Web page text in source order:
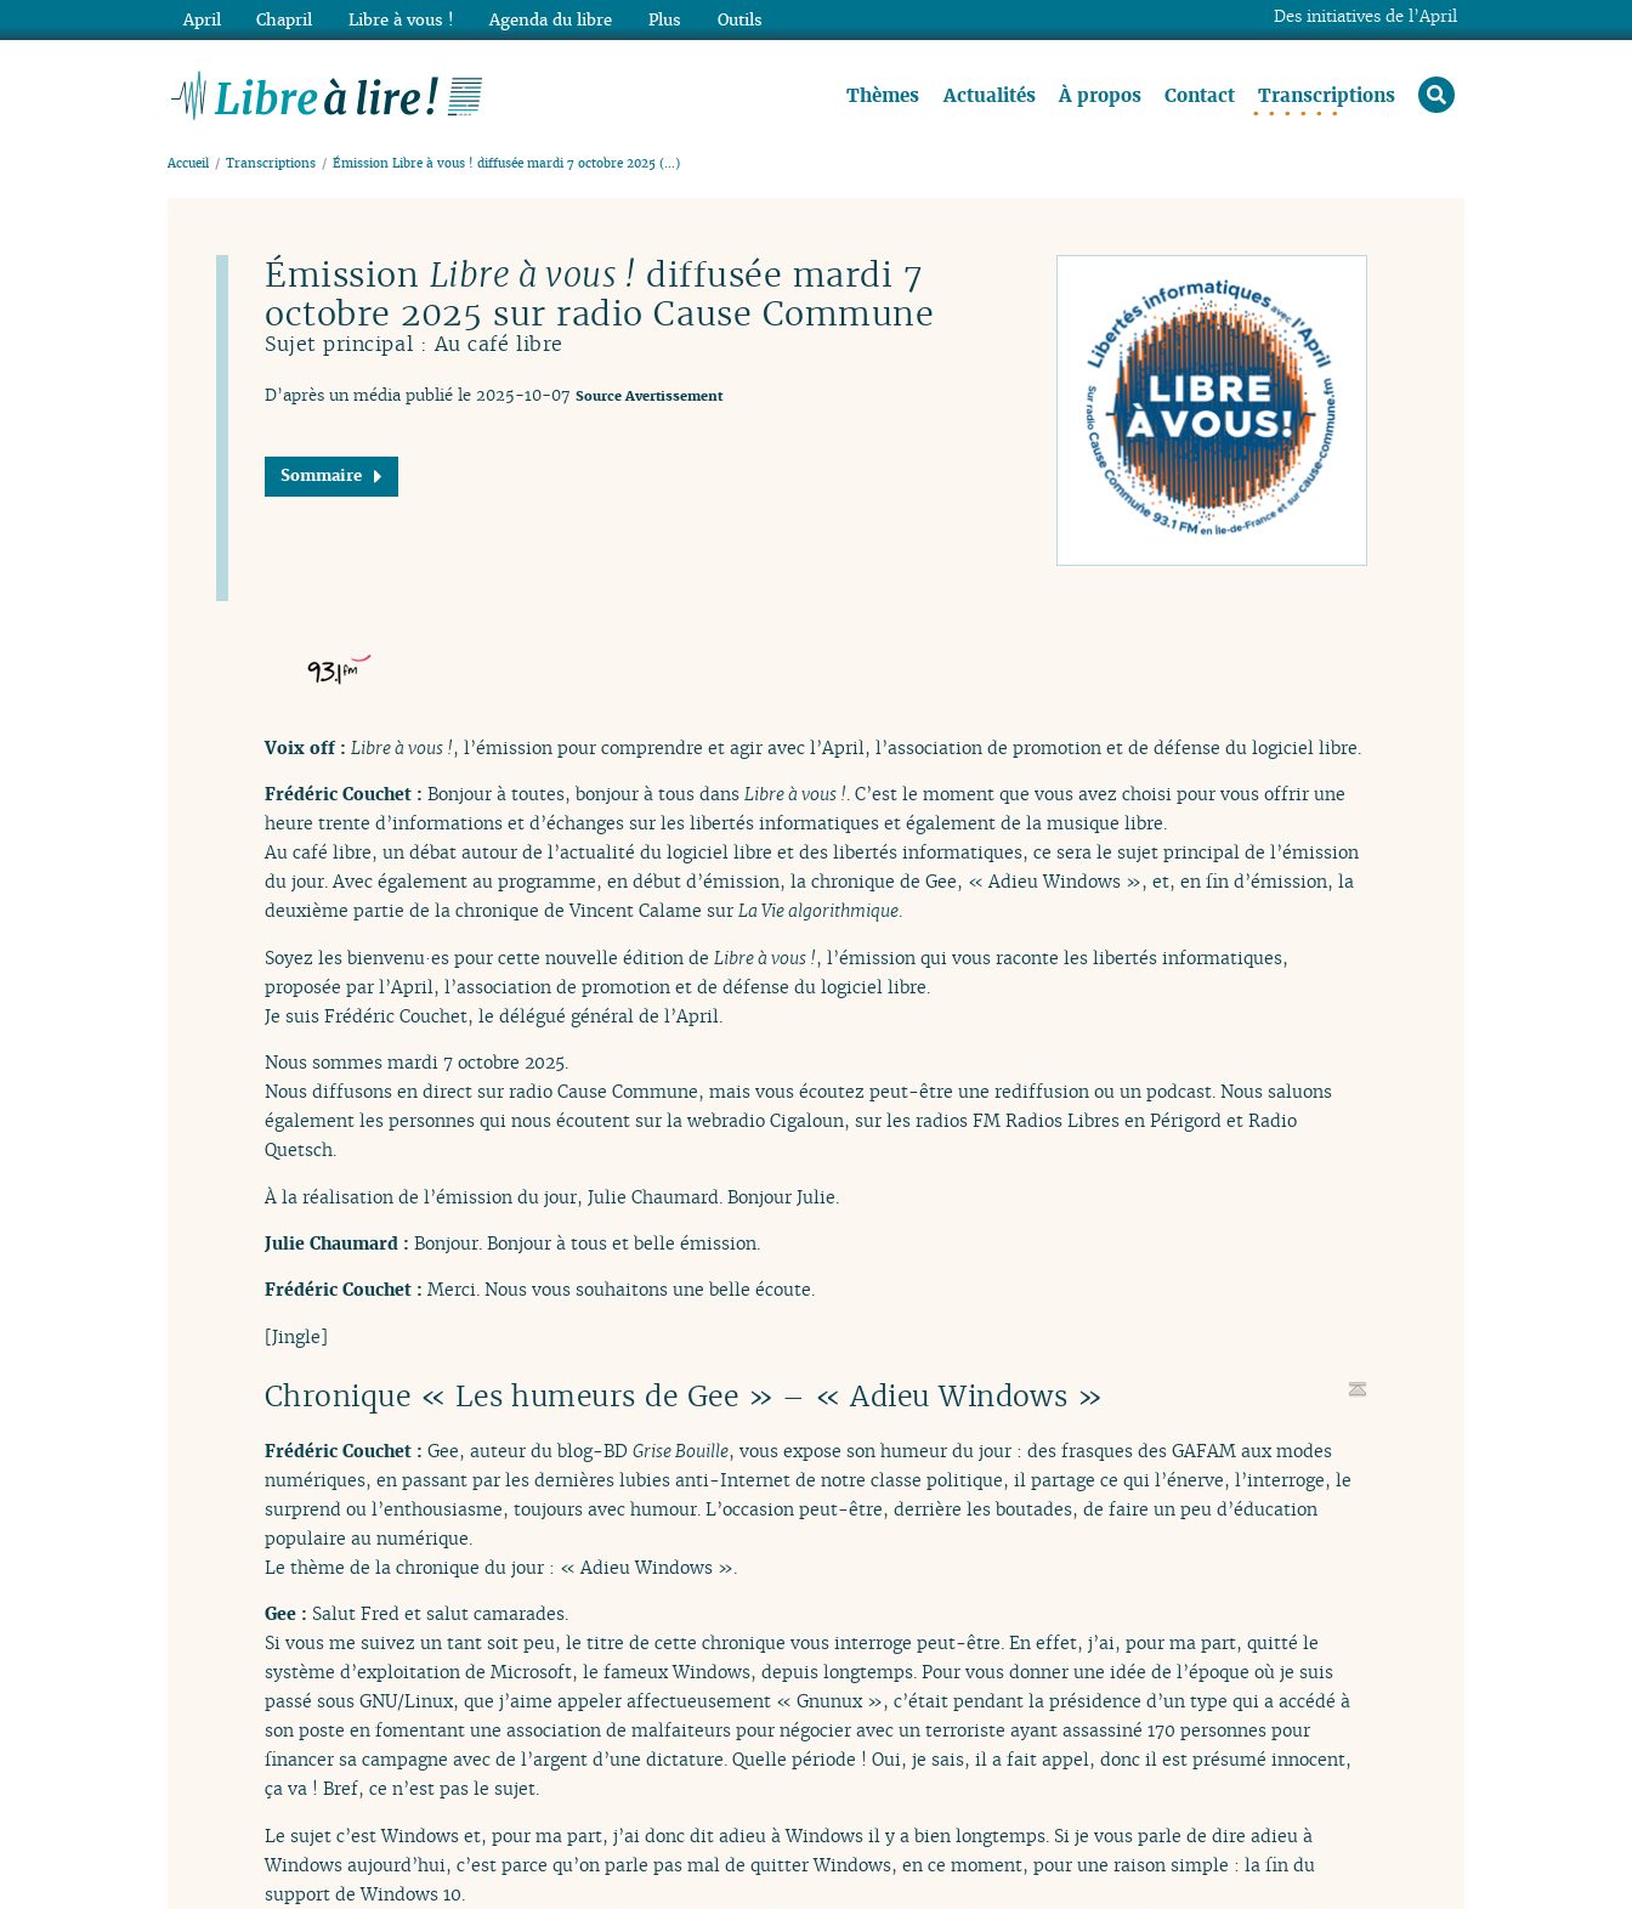
Thèmes Actualités À propos Contact Transcriptions rechercher
Accueil Transcriptions Émission Libre à vous ! diffusée mardi 7 octobre 2025 (…)
Émission Libre à vous ! diffusée mardi 7
octobre 2025 sur radio Cause Commune
Sujet principal : Au café libre
D’après un média publié le 2025-10-07 Source Avertissement
Sommaire
Voix off : Libre à vous !, l’émission pour comprendre et agir avec l’April, l’association de promotion et de défense du logiciel libre.
Frédéric Couchet : Bonjour à toutes, bonjour à tous dans Libre à vous !. C’est le moment que vous avez choisi pour vous offrir une
heure trente d’informations et d’échanges sur les libertés informatiques et également de la musique libre.
Au café libre, un débat autour de l’actualité du logiciel libre et des libertés informatiques, ce sera le sujet principal de l’émission
du jour. Avec également au programme, en début d’émission, la chronique de Gee, « Adieu Windows », et, en fin d’émission, la
deuxième partie de la chronique de Vincent Calame sur La Vie algorithmique.
Soyez les bienvenu·es pour cette nouvelle édition de Libre à vous !, l’émission qui vous raconte les libertés informatiques,
proposée par l’April, l’association de promotion et de défense du logiciel libre.
Je suis Frédéric Couchet, le délégué général de l’April.
Nous sommes mardi 7 octobre 2025.
Nous diffusons en direct sur radio Cause Commune, mais vous écoutez peut-être une rediffusion ou un podcast. Nous saluons
également les personnes qui nous écoutent sur la webradio Cigaloun, sur les radios FM Radios Libres en Périgord et Radio
Quetsch.
À la réalisation de l’émission du jour, Julie Chaumard. Bonjour Julie.
Julie Chaumard : Bonjour. Bonjour à tous et belle émission.
Frédéric Couchet : Merci. Nous vous souhaitons une belle écoute.
[Jingle]
Chronique « Les humeurs de Gee » – « Adieu Windows »
Frédéric Couchet : Gee, auteur du blog-BD Grise Bouille, vous expose son humeur du jour : des frasques des GAFAM aux modes
numériques, en passant par les dernières lubies anti-Internet de notre classe politique, il partage ce qui l’énerve, l’interroge, le
surprend ou l’enthousiasme, toujours avec humour. L’occasion peut-être, derrière les boutades, de faire un peu d’éducation
populaire au numérique.
Le thème de la chronique du jour : « Adieu Windows ».
Gee : Salut Fred et salut camarades.
Si vous me suivez un tant soit peu, le titre de cette chronique vous interroge peut-être. En effet, j’ai, pour ma part, quitté le
système d’exploitation de Microsoft, le fameux Windows, depuis longtemps. Pour vous donner une idée de l’époque où je suis
passé sous GNU/Linux, que j’aime appeler affectueusement « Gnunux », c’était pendant la présidence d’un type qui a accédé à
son poste en fomentant une association de malfaiteurs pour négocier avec un terroriste ayant assassiné 170 personnes pour
financer sa campagne avec de l’argent d’une dictature. Quelle période ! Oui, je sais, il a fait appel, donc il est présumé innocent,
ça va ! Bref, ce n’est pas le sujet.
Le sujet c’est Windows et, pour ma part, j’ai donc dit adieu à Windows il y a bien longtemps. Si je vous parle de dire adieu à
Windows aujourd’hui, c’est parce qu’on parle pas mal de quitter Windows, en ce moment, pour une raison simple : la fin du
support de Windows 10.
Des initiatives de l’April
April Chapril Libre à vous ! Agenda du libre Plus Outils